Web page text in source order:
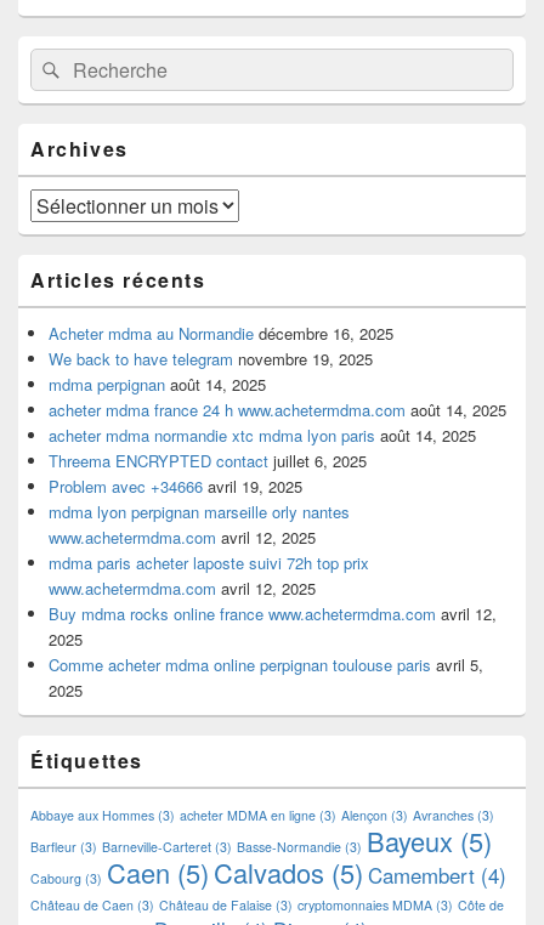
Zone
principale
de
widget
barre
latérale
Recherche :Rechercher
Archives
Archives
Articles récents
Acheter mdma au Normandie décembre 16, 2025
We back to have telegram novembre 19, 2025
mdma perpignan août 14, 2025
acheter mdma france 24 h www.achetermdma.com août 14, 2025
acheter mdma normandie xtc mdma lyon paris août 14, 2025
Threema ENCRYPTED contact juillet 6, 2025
Problem avec +34666 avril 19, 2025
mdma lyon perpignan marseille orly nantes
www.achetermdma.com avril 12, 2025
mdma paris acheter laposte suivi 72h top prix
www.achetermdma.com avril 12, 2025
Buy mdma rocks online france www.achetermdma.com avril 12,
2025
Comme acheter mdma online perpignan toulouse paris avril 5,
2025
Étiquettes
Abbaye aux Hommes (3) acheter MDMA en ligne (3) Alençon (3) Avranches (3)
Barfleur (3) Barneville-Carteret (3) Basse-Normandie (3) Bayeux (5)
Cabourg (3) Caen (5)Calvados (5) Camembert (4)
Château de Caen (3) Château de Falaise (3) cryptomonnaies MDMA (3) Côte de